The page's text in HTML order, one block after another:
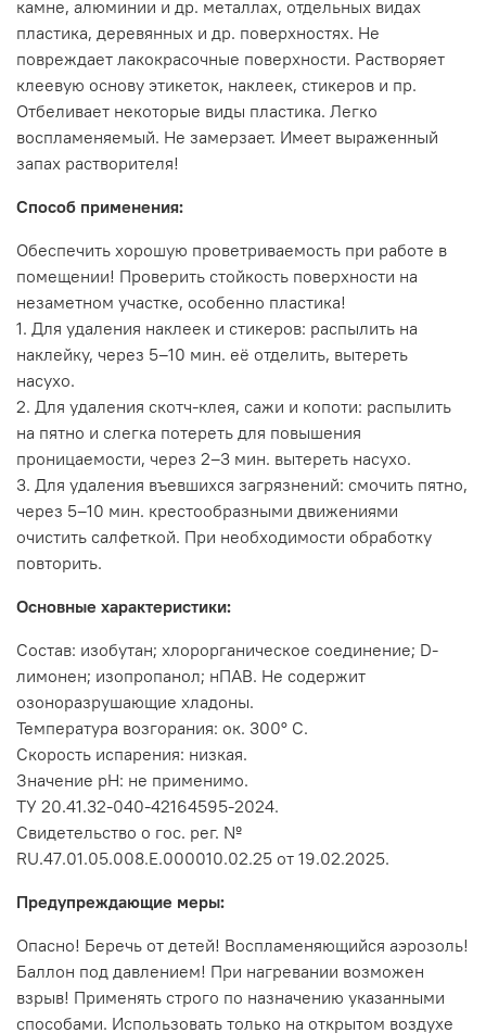
камне, алюминии и др. металлах, отдельных видах
пластика, деревянных и др. поверхностях. Не
повреждает лакокрасочные поверхности. Растворяет
клеевую основу этикеток, наклеек, стикеров и пр.
Отбеливает некоторые виды пластика. Легко
воспламеняемый. Не замерзает. Имеет выраженный
запах растворителя!
Способ применения:
Обеспечить хорошую проветриваемость при работе в
помещении! Проверить стойкость поверхности на
незаметном участке, особенно пластика!
1. Для удаления наклеек и стикеров: распылить на
наклейку, через 5–10 мин. её отделить, вытереть
насухо.
2. Для удаления скотч-клея, сажи и копоти: распылить
на пятно и слегка потереть для повышения
проницаемости, через 2–3 мин. вытереть насухо.
3. Для удаления въевшихся загрязнений: смочить пятно,
через 5–10 мин. крестообразными движениями
очистить салфеткой. При необходимости обработку
повторить.
Основные характеристики:
Состав: изобутан; хлорорганическое соединение; D-
лимонен; изопропанол; нПАВ. Не содержит
озоноразрушающие хладоны.
Температура возгорания: ок. 300° С.
Скорость испарения: низкая.
Значение рН: не применимо.
ТУ 20.41.32-040-42164595-2024.
Свидетельство о гос. рег. №
RU.47.01.05.008.E.000010.02.25 от 19.02.2025.
Предупреждающие меры:
Опасно! Беречь от детей! Воспламеняющийся аэрозоль!
Баллон под давлением! При нагревании возможен
взрыв! Применять строго по назначению указанными
способами. Использовать только на открытом воздухе